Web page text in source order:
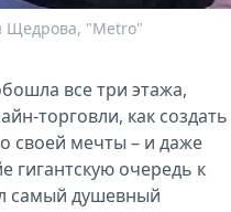
Щедрова, "Metro"
все три этажа,
торговли, как создать
своей мечты – и даже
гигантскую очередь к
самый душевный